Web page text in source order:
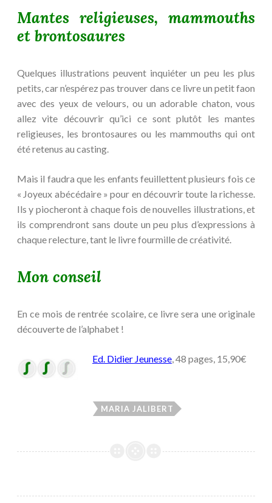
Mantes religieuses, mammouths
et brontosaures
Quelques illustrations peuvent inquiéter un peu les plus
petits, car n’espérez pas trouver dans ce livre un petit faon
avec des yeux de velours, ou un adorable chaton, vous
allez vite découvrir qu’ici ce sont plutôt les mantes
religieuses, les brontosaures ou les mammouths qui ont
été retenus au casting.
Mais il faudra que les enfants feuillettent plusieurs fois ce
« Joyeux abécédaire » pour en découvrir toute la richesse.
Ils y piocheront à chaque fois de nouvelles illustrations, et
ils comprendront sans doute un peu plus d’expressions à
chaque relecture, tant le livre fourmille de créativité.
Mon conseil
En ce mois de rentrée scolaire, ce livre sera une originale
découverte de l’alphabet !
Ed. Didier Jeunesse, 48 pages, 15,90€
MARIA JALIBERT